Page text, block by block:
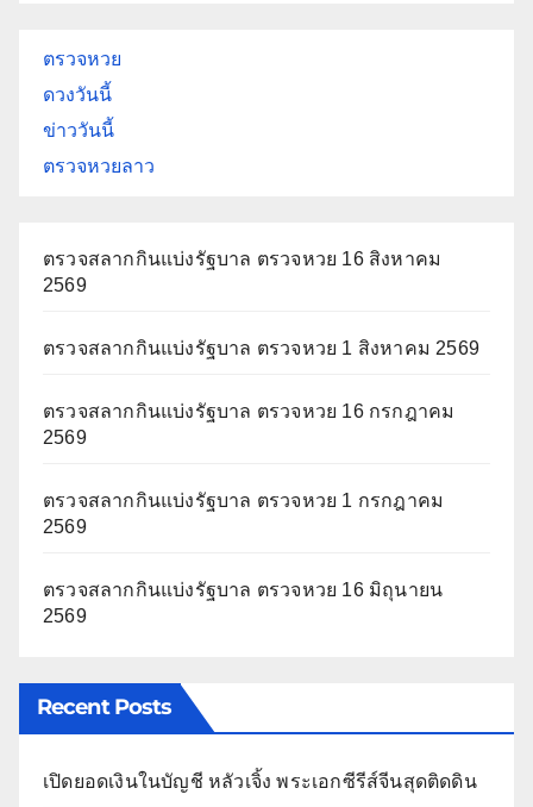
ตรวจหวย
ดวงวันนี้
ข่าววันนี้
ตรวจหวยลาว
ตรวจสลากกินแบ่งรัฐบาล ตรวจหวย 16 สิงหาคม
2569
ตรวจสลากกินแบ่งรัฐบาล ตรวจหวย 1 สิงหาคม 2569
ตรวจสลากกินแบ่งรัฐบาล ตรวจหวย 16 กรกฎาคม
2569
ตรวจสลากกินแบ่งรัฐบาล ตรวจหวย 1 กรกฎาคม
2569
ตรวจสลากกินแบ่งรัฐบาล ตรวจหวย 16 มิถุนายน
2569
Recent Posts
เปิดยอดเงินในบัญชี หลัวเจิ้ง พระเอกซีรีส์จีนสุดติดดิน